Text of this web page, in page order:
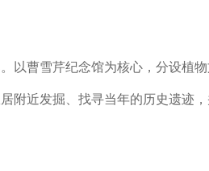
以曹雪芹纪念馆为核心，分设植
附近发掘、找寻当年的历史遗迹